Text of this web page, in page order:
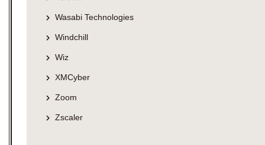
Wasabi Technologies
Windchill
Wiz
XMCyber
Zoom
Zscaler